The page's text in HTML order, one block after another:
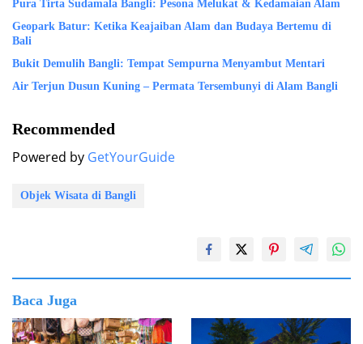
Pura Tirta Sudamala Bangli: Pesona Melukat & Kedamaian Alam
Geopark Batur: Ketika Keajaiban Alam dan Budaya Bertemu di
Bali
Bukit Demulih Bangli: Tempat Sempurna Menyambut Mentari
Air Terjun Dusun Kuning – Permata Tersembunyi di Alam Bangli
Recommended
Powered by GetYourGuide
Objek Wisata di Bangli
Baca Juga